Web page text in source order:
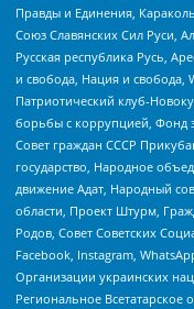
Правды и Единения,
Союз Славянских Сил Руси,
Русская республика Русь,
и свобода, Нация и
Патриотический клуб-
борьбы с коррупцией, Фонд
Совет граждан СССР
государство, Народное
движение Адат, Народный
области, Проект Штурм,
Родов, Совет Советских
Facebook, Instagram,
Организации украинских
Региональное Всетатарское